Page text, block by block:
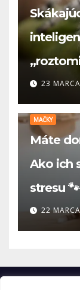
23
MAČKY
Máte
Ako ich
stresu 🐾
22